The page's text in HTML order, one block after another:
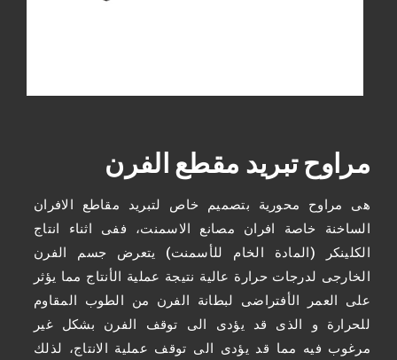
مراوح تبريد مقطع الفرن
هى مراوح محورية بتصميم خاص لتبريد مقاطع الافران
الساخنة خاصة افران مصانع الاسمنت، ففى اثناء انتاج
الكلينكر (المادة الخام للأسمنت) يتعرض جسم الفرن
الخارجى لدرجات حرارة عالية نتيجة عملية الأنتاج مما يؤثر
على العمر الأفتراضى لبطانة الفرن من الطوب المقاوم
للحرارة و الذى قد يؤدى الى توقف الفرن بشكل غير
مرغوب فيه مما قد يؤدى الى توقف عملية الانتاج، لذلك